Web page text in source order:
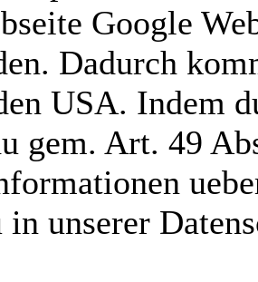
Google
Dadurch
USA. Indem
gem. Art. 49
unserer